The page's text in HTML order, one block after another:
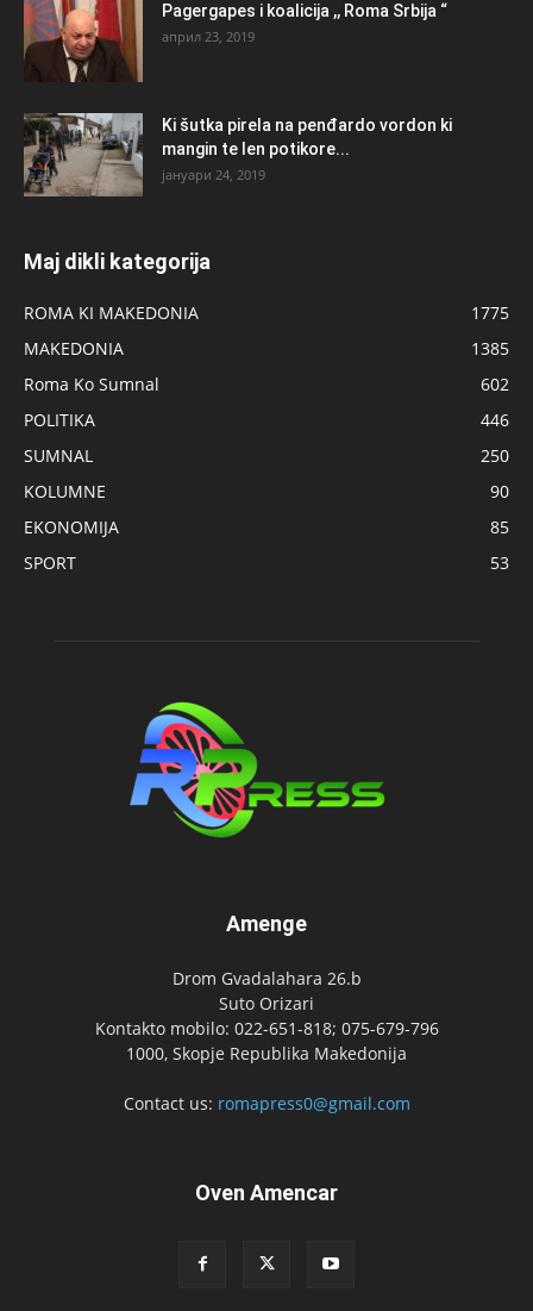
Pagergapes i koalicija ,, Roma Srbija “
април 23, 2019
Ki šutka pirela na penđardo vordon ki
mangin te len potikore...
јануари 24, 2019
Maj dikli kategorija
ROMA KI MAKEDONIA
1775
MAKEDONIA
1385
Roma Ko Sumnal
602
POLITIKA
446
SUMNAL
250
KOLUMNE
90
EKONOMIJA
85
SPORT
53
Amenge
Drom Gvadalahara 26.b
Suto Orizari
Kontakto mobilo: 022-651-818; 075-679-796
1000, Skopje Republika Makedonija
Contact us: romapress0@gmail.com
Oven Amencar